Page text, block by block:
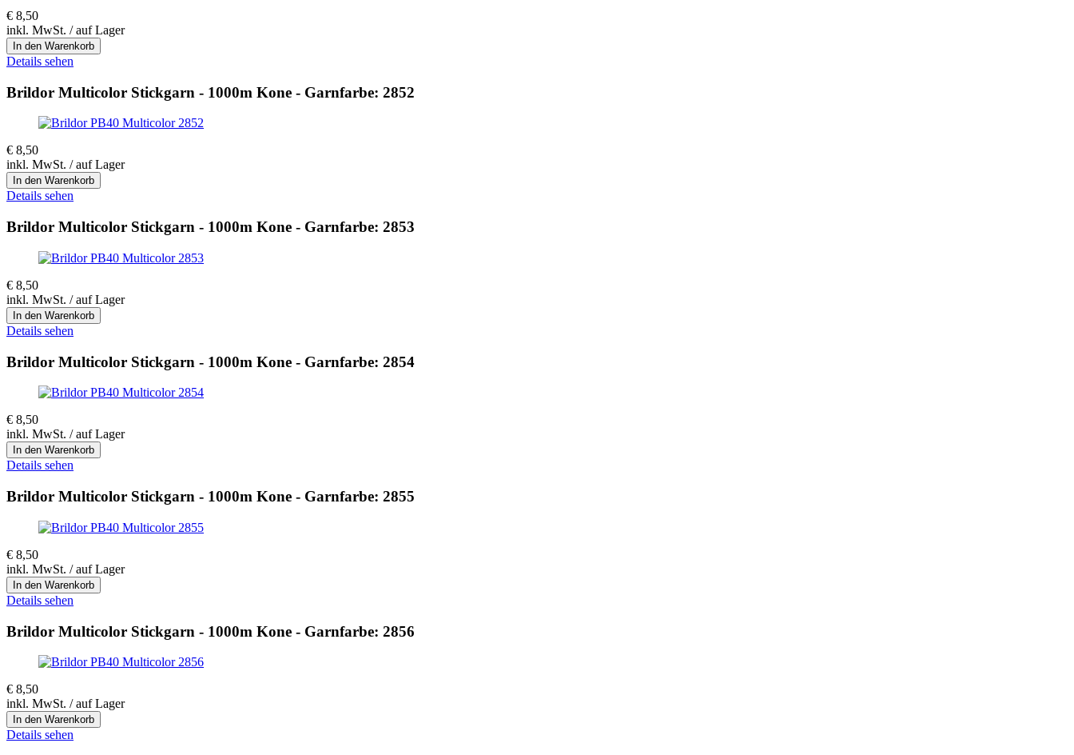
€ 8,50
inkl. MwSt. / auf Lager
Details sehen
Brildor Multicolor Stickgarn - 1000m Kone - Garnfarbe: 2852
€ 8,50
inkl. MwSt. / auf Lager
Details sehen
Brildor Multicolor Stickgarn - 1000m Kone - Garnfarbe: 2853
€ 8,50
inkl. MwSt. / auf Lager
Details sehen
Brildor Multicolor Stickgarn - 1000m Kone - Garnfarbe: 2854
€ 8,50
inkl. MwSt. / auf Lager
Details sehen
Brildor Multicolor Stickgarn - 1000m Kone - Garnfarbe: 2855
€ 8,50
inkl. MwSt. / auf Lager
Details sehen
Brildor Multicolor Stickgarn - 1000m Kone - Garnfarbe: 2856
€ 8,50
inkl. MwSt. / auf Lager
Details sehen